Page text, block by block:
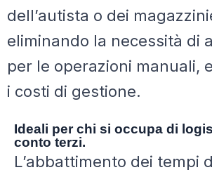
dell’autista o dei
eliminando la necessità di
per le operazioni manuali,
i costi di gestione.
Ideali per chi si occupa di
conto terzi.
L’abbattimento dei tempi